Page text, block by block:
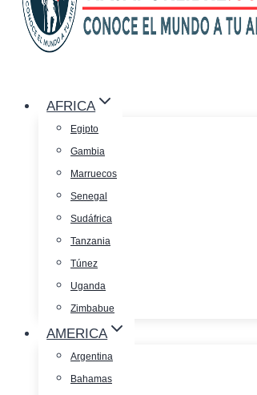
AFRICA
Egipto
Gambia
Marruecos
Senegal
Sudáfrica
Tanzania
Túnez
Uganda
Zimbabue
AMERICA
Argentina
Bahamas